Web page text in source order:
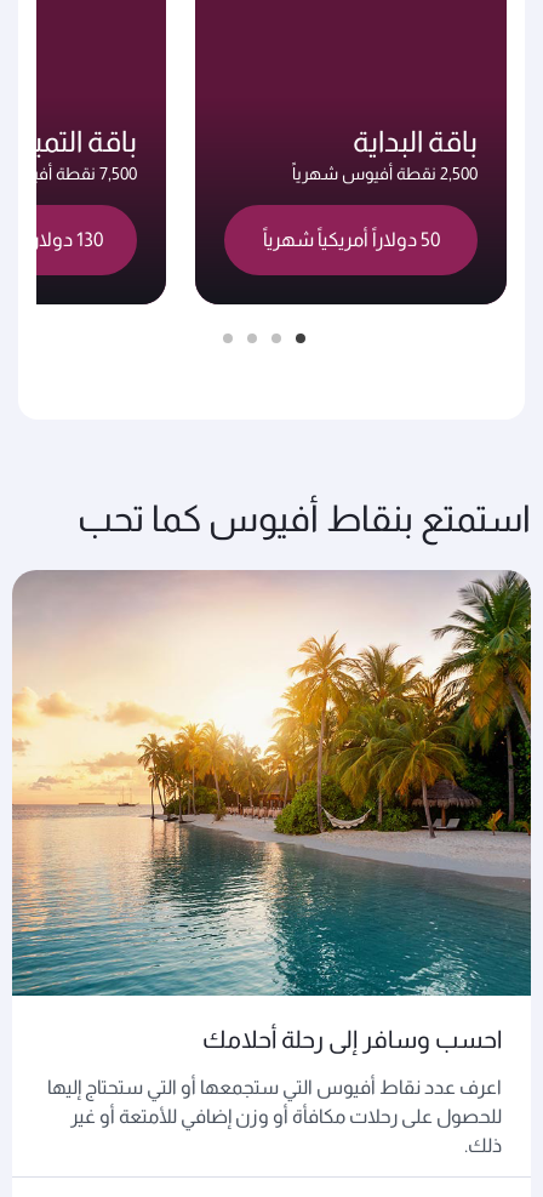
باقة البداية
2,500 نقطة أفيوس شهرياً
50 دولاراً أمريكياً شهرياً
باقة التميز
7,500 نقطة أفيوس شهرياً
130 دولاراً أمريكياً شهرياً
استمتع بنقاط أفيوس كما تحب
احسب وسافر إلى رحلة أحلامك
اعرف عدد نقاط أفيوس التي ستجمعها أو التي ستحتاج إليها
للحصول على رحلات مكافأة أو وزن إضافي للأمتعة أو غير
ذلك.